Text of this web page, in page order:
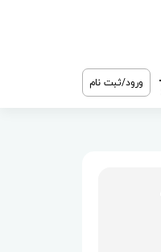
ورود/ثبت نام